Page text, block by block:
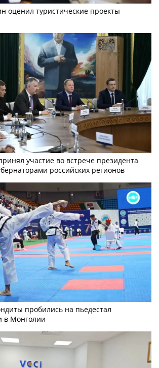
оценил туристические проекты
участие во встрече президента
российских регионов
пробились на пьедестал
в Монголии